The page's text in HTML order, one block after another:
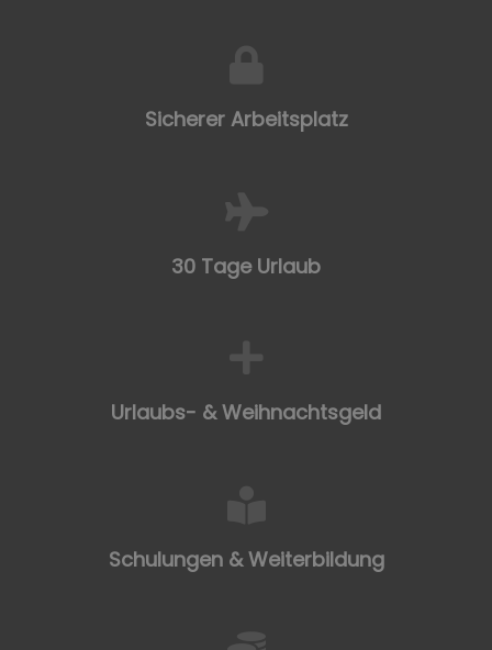
Sicherer Arbeitsplatz
30 Tage Urlaub
Urlaubs- & Weihnachtsgeld
Schulungen & Weiterbildung